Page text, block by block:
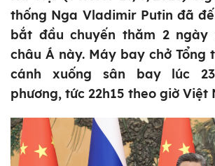
thống Nga Vladimir Putin đã
bắt đầu chuyến thăm 2 ngày
châu Á này. Máy bay chở Tổng
cánh xuống sân bay lúc
phương, tức 22h15 theo giờ Việt